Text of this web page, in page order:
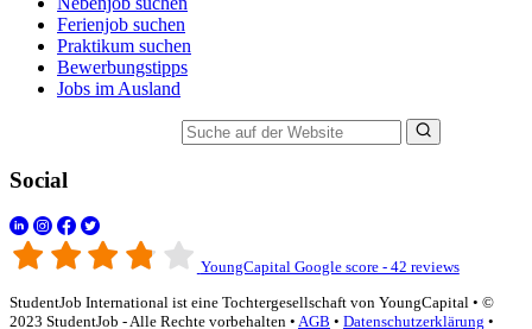
Ferienjob suchen
Praktikum suchen
Bewerbungstipps
Jobs im Ausland
Social
YoungCapital Google score - 42 reviews
StudentJob International ist eine Tochtergesellschaft von YoungCapital • ©
2023 StudentJob - Alle Rechte vorbehalten • AGB • Datenschutzerklärung •